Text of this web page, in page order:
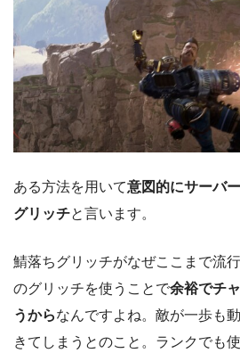
ある方法を用いて意図的にサーバ
グリッチと言います。
鯖落ちグリッチがなぜここまで流
のグリッチを使うことで余裕でチ
うからなんですよね。敵が一歩も
きてしまうとのこと。ランクでも